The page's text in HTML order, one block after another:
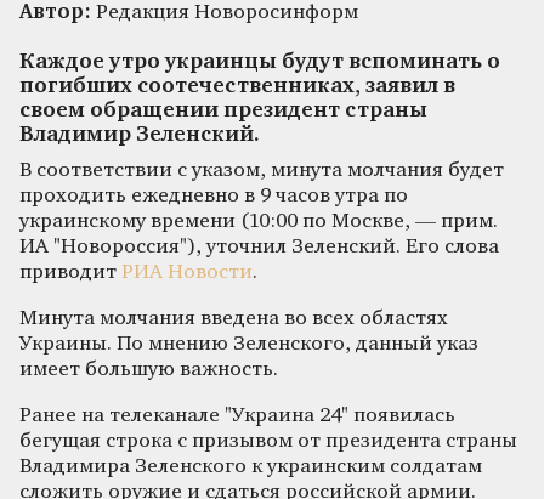
Автор: Редакция Новоросинформ
Каждое утро украинцы будут вспоминать о
погибших соотечественниках, заявил в
своем обращении президент страны
Владимир Зеленский.
В соответствии с указом, минута молчания будет
проходить ежедневно в 9 часов утра по
украинскому времени (10:00 по Москве, — прим.
ИА "Новороссия"), уточнил Зеленский. Его слова
приводит РИА Новости.
Минута молчания введена во всех областях
Украины. По мнению Зеленского, данный указ
имеет большую важность.
Ранее на телеканале "Украина 24" появилась
бегущая строка с призывом от президента страны
Владимира Зеленского к украинским солдатам
сложить оружие и сдаться российской армии.